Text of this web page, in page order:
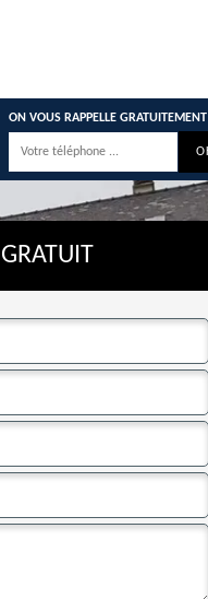
ON VOUS RAPPELLE GRATUITEMENT